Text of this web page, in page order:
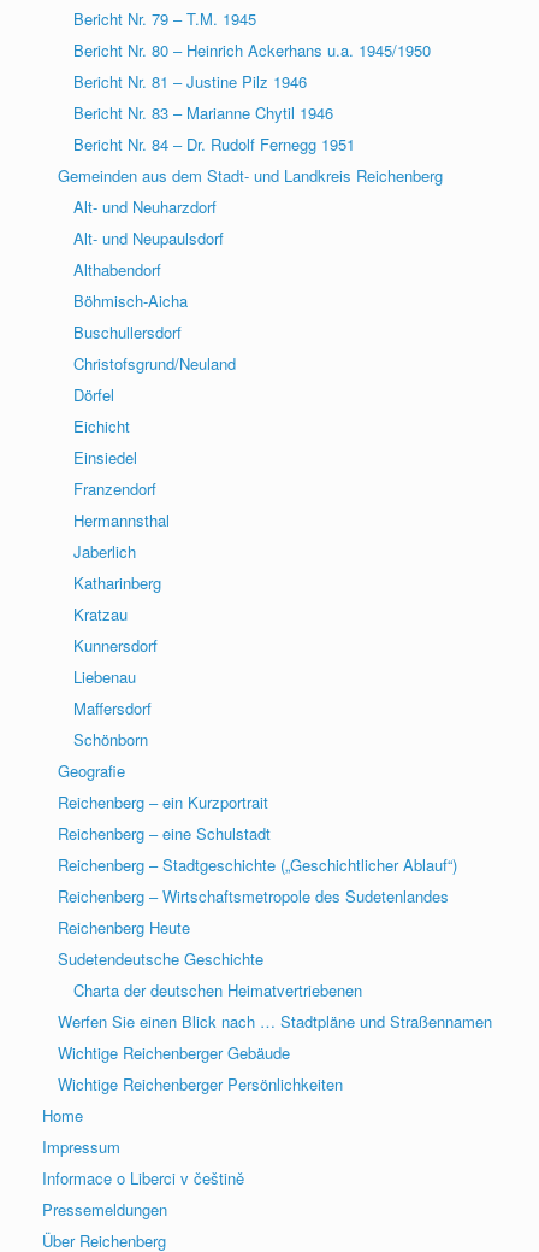
Bericht Nr. 79 – T.M. 1945
Bericht Nr. 80 – Heinrich Ackerhans u.a. 1945/1950
Bericht Nr. 81 – Justine Pilz 1946
Bericht Nr. 83 – Marianne Chytil 1946
Bericht Nr. 84 – Dr. Rudolf Fernegg 1951
Gemeinden aus dem Stadt- und Landkreis Reichenberg
Alt- und Neuharzdorf
Alt- und Neupaulsdorf
Althabendorf
Böhmisch-Aicha
Buschullersdorf
Christofsgrund/Neuland
Dörfel
Eichicht
Einsiedel
Franzendorf
Hermannsthal
Jaberlich
Katharinberg
Kratzau
Kunnersdorf
Liebenau
Maffersdorf
Schönborn
Geografie
Reichenberg – ein Kurzportrait
Reichenberg – eine Schulstadt
Reichenberg – Stadtgeschichte („Geschichtlicher Ablauf“)
Reichenberg – Wirtschaftsmetropole des Sudetenlandes
Reichenberg Heute
Sudetendeutsche Geschichte
Charta der deutschen Heimatvertriebenen
Werfen Sie einen Blick nach … Stadtpläne und Straßennamen
Wichtige Reichenberger Gebäude
Wichtige Reichenberger Persönlichkeiten
Home
Impressum
Informace o Liberci v češtině
Pressemeldungen
Über Reichenberg